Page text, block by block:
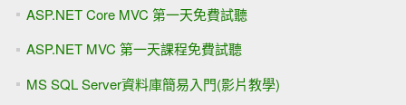
ASP.NET Core MVC 第一天免費試聽
ASP.NET MVC 第一天課程免費試聽
MS SQL Server資料庫簡易入門(影片教學)